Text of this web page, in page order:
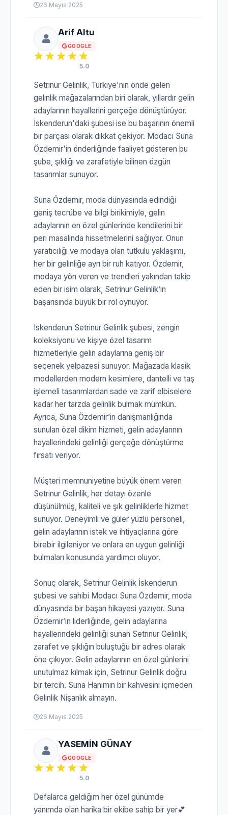
26 Mayıs 2025
Arif Altu
GOOGLE
5.0
Setrinur Gelinlik, Türkiye'nin önde gelen
gelinlik mağazalarından biri olarak, yıllardır gelin
adaylarının hayallerini gerçeğe dönüştürüyor.
İskenderun'daki şubesi ise bu başarının önemli
bir parçası olarak dikkat çekiyor. Modacı Suna
Özdemir'in önderliğinde faaliyet gösteren bu
şube, şıklığı ve zarafetiyle bilinen özgün
tasarımlar sunuyor.
Suna Özdemir, moda dünyasında edindiği
geniş tecrübe ve bilgi birikimiyle, gelin
adaylarının en özel günlerinde kendilerini bir
peri masalında hissetmelerini sağlıyor. Onun
yaratıcılığı ve modaya olan tutkulu yaklaşımı,
her bir gelinliğe ayrı bir ruh katıyor. Özdemir,
modaya yön veren ve trendleri yakından takip
eden bir isim olarak, Setrinur Gelinlik’in
başarısında büyük bir rol oynuyor.
İskenderun Setrinur Gelinlik şubesi, zengin
koleksiyonu ve kişiye özel tasarım
hizmetleriyle gelin adaylarına geniş bir
seçenek yelpazesi sunuyor. Mağazada klasik
modellerden modern kesimlere, dantelli ve taş
işlemeli tasarımlardan sade ve zarif elbiselere
kadar her tarzda gelinlik bulmak mümkün.
Ayrıca, Suna Özdemir’in danışmanlığında
sunulan özel dikim hizmeti, gelin adaylarının
hayallerindeki gelinliği gerçeğe dönüştürme
fırsatı veriyor.
Müşteri memnuniyetine büyük önem veren
Setrinur Gelinlik, her detayı özenle
düşünülmüş, kaliteli ve şık gelinliklerle hizmet
sunuyor. Deneyimli ve güler yüzlü personeli,
gelin adaylarının istek ve ihtiyaçlarına göre
birebir ilgileniyor ve onlara en uygun gelinliği
bulmaları konusunda yardımcı oluyor.
Sonuç olarak, Setrinur Gelinlik İskenderun
şubesi ve sahibi Modacı Suna Özdemir, moda
dünyasında bir başarı hikayesi yazıyor. Suna
Özdemir’in liderliğinde, gelin adaylarına
hayallerindeki gelinliği sunan Setrinur Gelinlik,
zarafet ve şıklığın buluştuğu bir adres olarak
öne çıkıyor. Gelin adaylarının en özel günlerini
unutulmaz kılmak için, Setrinur Gelinlik doğru
bir tercih. Suna Hanımın bir kahvesini içmeden
Gelinlik Nişanlık almayın.
26 Mayıs 2025
YASEMİN GÜNAY
GOOGLE
5.0
Defalarca geldiğim her özel günümde
yanımda olan harika bir ekibe sahip bir yer💕